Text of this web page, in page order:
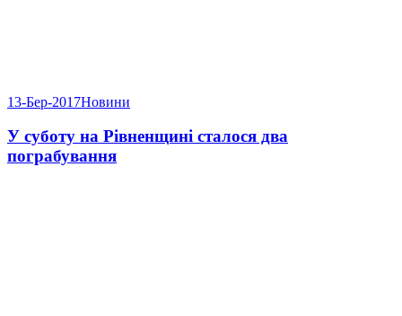
13-Бер-2017Новини
У суботу на Рівненщині сталося два
пограбування